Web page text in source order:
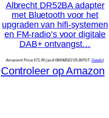
Albrecht DR52BA adapter
met Bluetooth voor het
upgraden van hifi-systemen
en FM-radio’s voor digitale
DAB+ ontvangst…
Amazon.nl Price:€71.99(as of 08/04/2023 05:38 PST- Details)
Controleer op Amazon